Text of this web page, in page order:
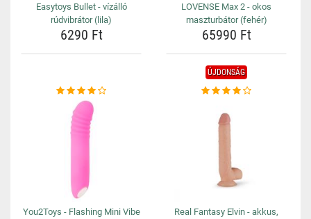
Easytoys Bullet - vízálló
rúdvibrátor (lila)
6290 Ft
LOVENSE Max 2 - okos
maszturbátor (fehér)
65990 Ft
You2Toys - Flashing Mini Vibe
ÚJDONSÁG
Real Fantasy Elvin - akkus,